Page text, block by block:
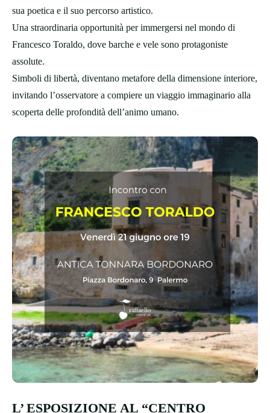
sua poetica e il suo percorso artistico.
Una straordinaria opportunità per immergersi nel mondo di
Francesco Toraldo, dove barche e vele sono protagoniste
assolute.
Simboli di libertà, diventano metafore della dimensione interiore,
invitando l’osservatore a compiere un viaggio immaginario alla
scoperta delle profondità dell’animo umano.
L’ ESPOSIZIONE AL “CENTRO